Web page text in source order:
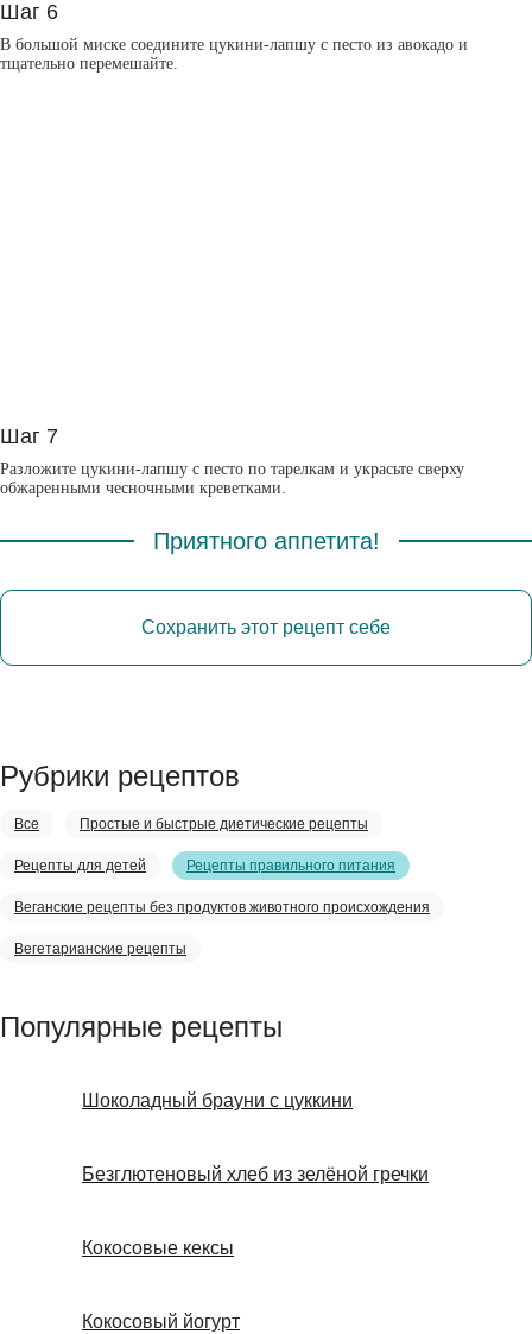
Шаг 6
В большой миске соедините цукини-лапшу с песто из авокадо и
тщательно перемешайте.
Шаг 7
Разложите цукини-лапшу с песто по тарелкам и украсьте сверху
обжаренными чесночными креветками.
Приятного аппетита!
Сохранить этот рецепт себе
Рубрики рецептов
Все Простые и быстрые диетические рецепты
Рецепты для детей Рецепты правильного питания
Веганские рецепты без продуктов животного происхождения
Вегетарианские рецепты
Популярные рецепты
Шоколадный брауни с цуккини
Безглютеновый хлеб из зелёной гречки
Кокосовые кексы
Кокосовый йогурт